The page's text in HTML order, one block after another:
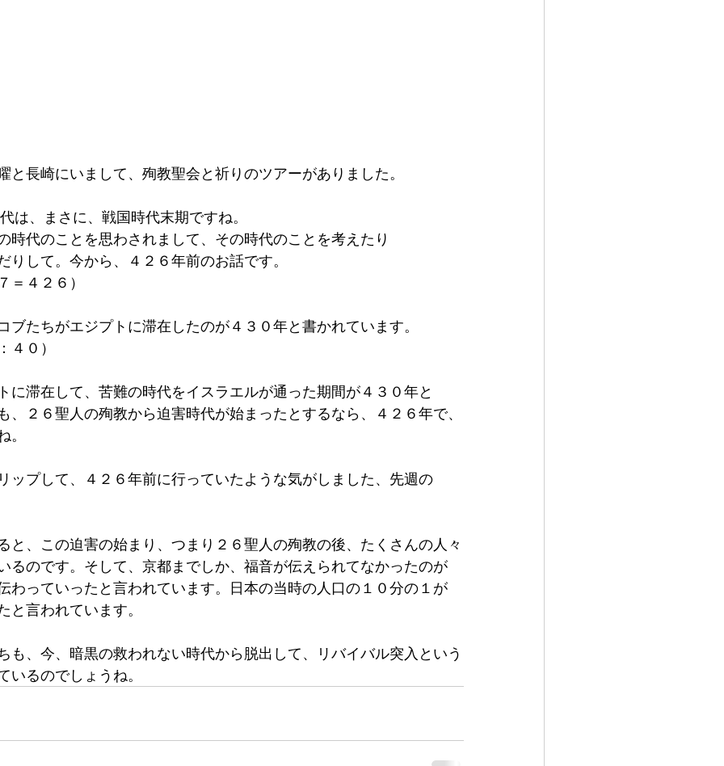
長崎にいまして、殉教聖会と祈りのツアーがありました。
、まさに、戦国時代末期ですね。
代のことを思わされまして、その時代のことを考えたり
りして。今から、４２６年前のお話です。
＝４２６）
たちがエジプトに滞在したのが４３０年と書かれています。
０）
滞在して、苦難の時代をイスラエルが通った期間が４３０年と
、２６聖人の殉教から迫害時代が始まったとするなら、４２６年で、
プして、４２６年前に行っていたような気がしました、先週の
、この迫害の始まり、つまり２６聖人の殉教の後、たくさんの人々
るのです。そして、京都までしか、福音が伝えられてなかったのが
わっていったと言われています。日本の当時の人口の１０分の１が
言われています。
、今、暗黒の救われない時代から脱出して、リバイバル突入という
るのでしょうね。